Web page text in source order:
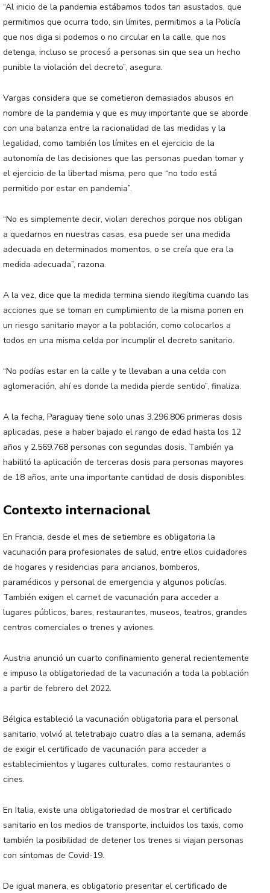
“Al inicio de la pandemia estábamos todos tan asustados, que
permitimos que ocurra todo, sin límites, permitimos a la Policía
que nos diga si podemos o no circular en la calle, que nos
detenga, incluso se procesó a personas sin que sea un hecho
punible la violación del decreto”, asegura.
Vargas considera que se cometieron demasiados abusos en
nombre de la pandemia y que es muy importante que se aborde
con una balanza entre la racionalidad de las medidas y la
legalidad, como también los límites en el ejercicio de la
autonomía de las decisiones que las personas puedan tomar y
el ejercicio de la libertad misma, pero que “no todo está
permitido por estar en pandemia”.
“No es simplemente decir, violan derechos porque nos obligan
a quedarnos en nuestras casas, esa puede ser una medida
adecuada en determinados momentos, o se creía que era la
medida adecuada”, razona.
A la vez, dice que la medida termina siendo ilegítima cuando las
acciones que se toman en cumplimiento de la misma ponen en
un riesgo sanitario mayor a la población, como colocarlos a
todos en una misma celda por incumplir el decreto sanitario.
“No podías estar en la calle y te llevaban a una celda con
aglomeración, ahí es donde la medida pierde sentido”, finaliza.
A la fecha, Paraguay tiene solo unas 3.296.806 primeras dosis
aplicadas, pese a haber bajado el rango de edad hasta los 12
años y 2.569.768 personas con segundas dosis. También ya
habilitó la aplicación de terceras dosis para personas mayores
de 18 años, ante una importante cantidad de dosis disponibles.
Contexto internacional
En Francia, desde el mes de setiembre es obligatoria la
vacunación para profesionales de salud, entre ellos cuidadores
de hogares y residencias para ancianos, bomberos,
paramédicos y personal de emergencia y algunos policías.
También exigen el carnet de vacunación para acceder a
lugares públicos, bares, restaurantes, museos, teatros, grandes
centros comerciales o trenes y aviones.
Austria anunció un cuarto confinamiento general recientemente
e impuso la obligatoriedad de la vacunación a toda la población
a partir de febrero del 2022.
Bélgica estableció la vacunación obligatoria para el personal
sanitario, volvió al teletrabajo cuatro días a la semana, además
de exigir el certificado de vacunación para acceder a
establecimientos y lugares culturales, como restaurantes o
cines.
En Italia, existe una obligatoriedad de mostrar el certificado
sanitario en los medios de transporte, incluidos los taxis, como
también la posibilidad de detener los trenes si viajan personas
con síntomas de Covid-19.
De igual manera, es obligatorio presentar el certificado de